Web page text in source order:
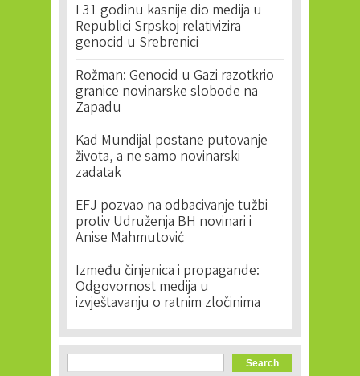
I 31 godinu kasnije dio medija u
Republici Srpskoj relativizira
genocid u Srebrenici
Rožman: Genocid u Gazi razotkrio
granice novinarske slobode na
Zapadu
Kad Mundijal postane putovanje
života, a ne samo novinarski
zadatak
EFJ pozvao na odbacivanje tužbi
protiv Udruženja BH novinari i
Anise Mahmutović
Između činjenica i propagande:
Odgovornost medija u
izvještavanju o ratnim zločinima
Search form
Search